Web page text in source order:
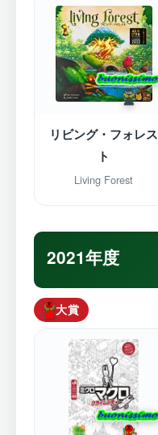
リビング・フォレス
ト
Living Forest
2021年度
大賞